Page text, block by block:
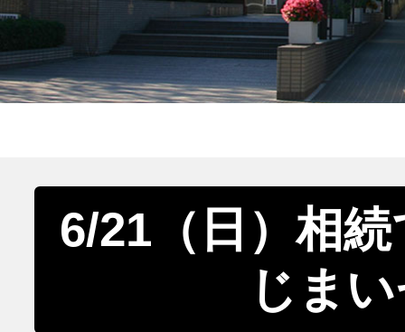
6/21（日）相
じま